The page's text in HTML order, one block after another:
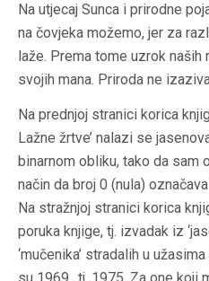
Na utjecaj Sunca i prirodne
na čovjeka možemo, jer za
laže. Prema tome uzrok
svojih mana. Priroda ne
Na prednjoj stranici korica
Lažne žrtve’ nalazi se
binarnom obliku, tako da sam
način da broj 0 (nula)
Na stražnjoj stranici korica
poruka knjige, tj. izvadak iz
‘mučenika’ stradalih u